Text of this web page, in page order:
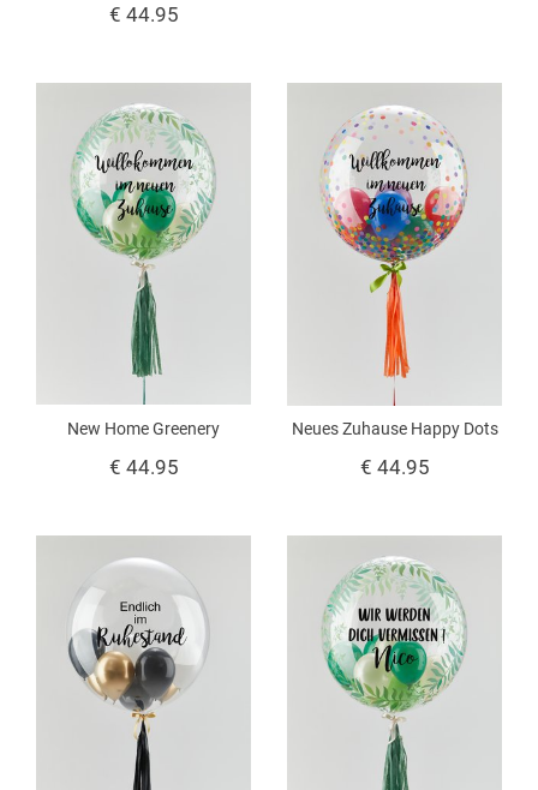
€ 44.95
Neues Zuhause Happy Dots
€ 44.95
New Home Greenery
€ 44.95